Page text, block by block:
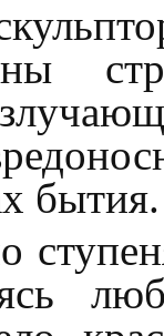
бытия.